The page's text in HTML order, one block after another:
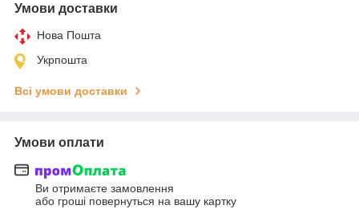
Умови доставки
Нова Пошта
Укрпошта
Всі умови доставки
Умови оплати
Ви отримаєте замовлення
або гроші повернуться на вашу картку